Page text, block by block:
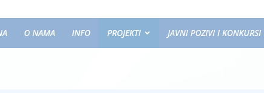
O NAMA INFO PROJEKTI JAVNI POZIVI I KONKURSI